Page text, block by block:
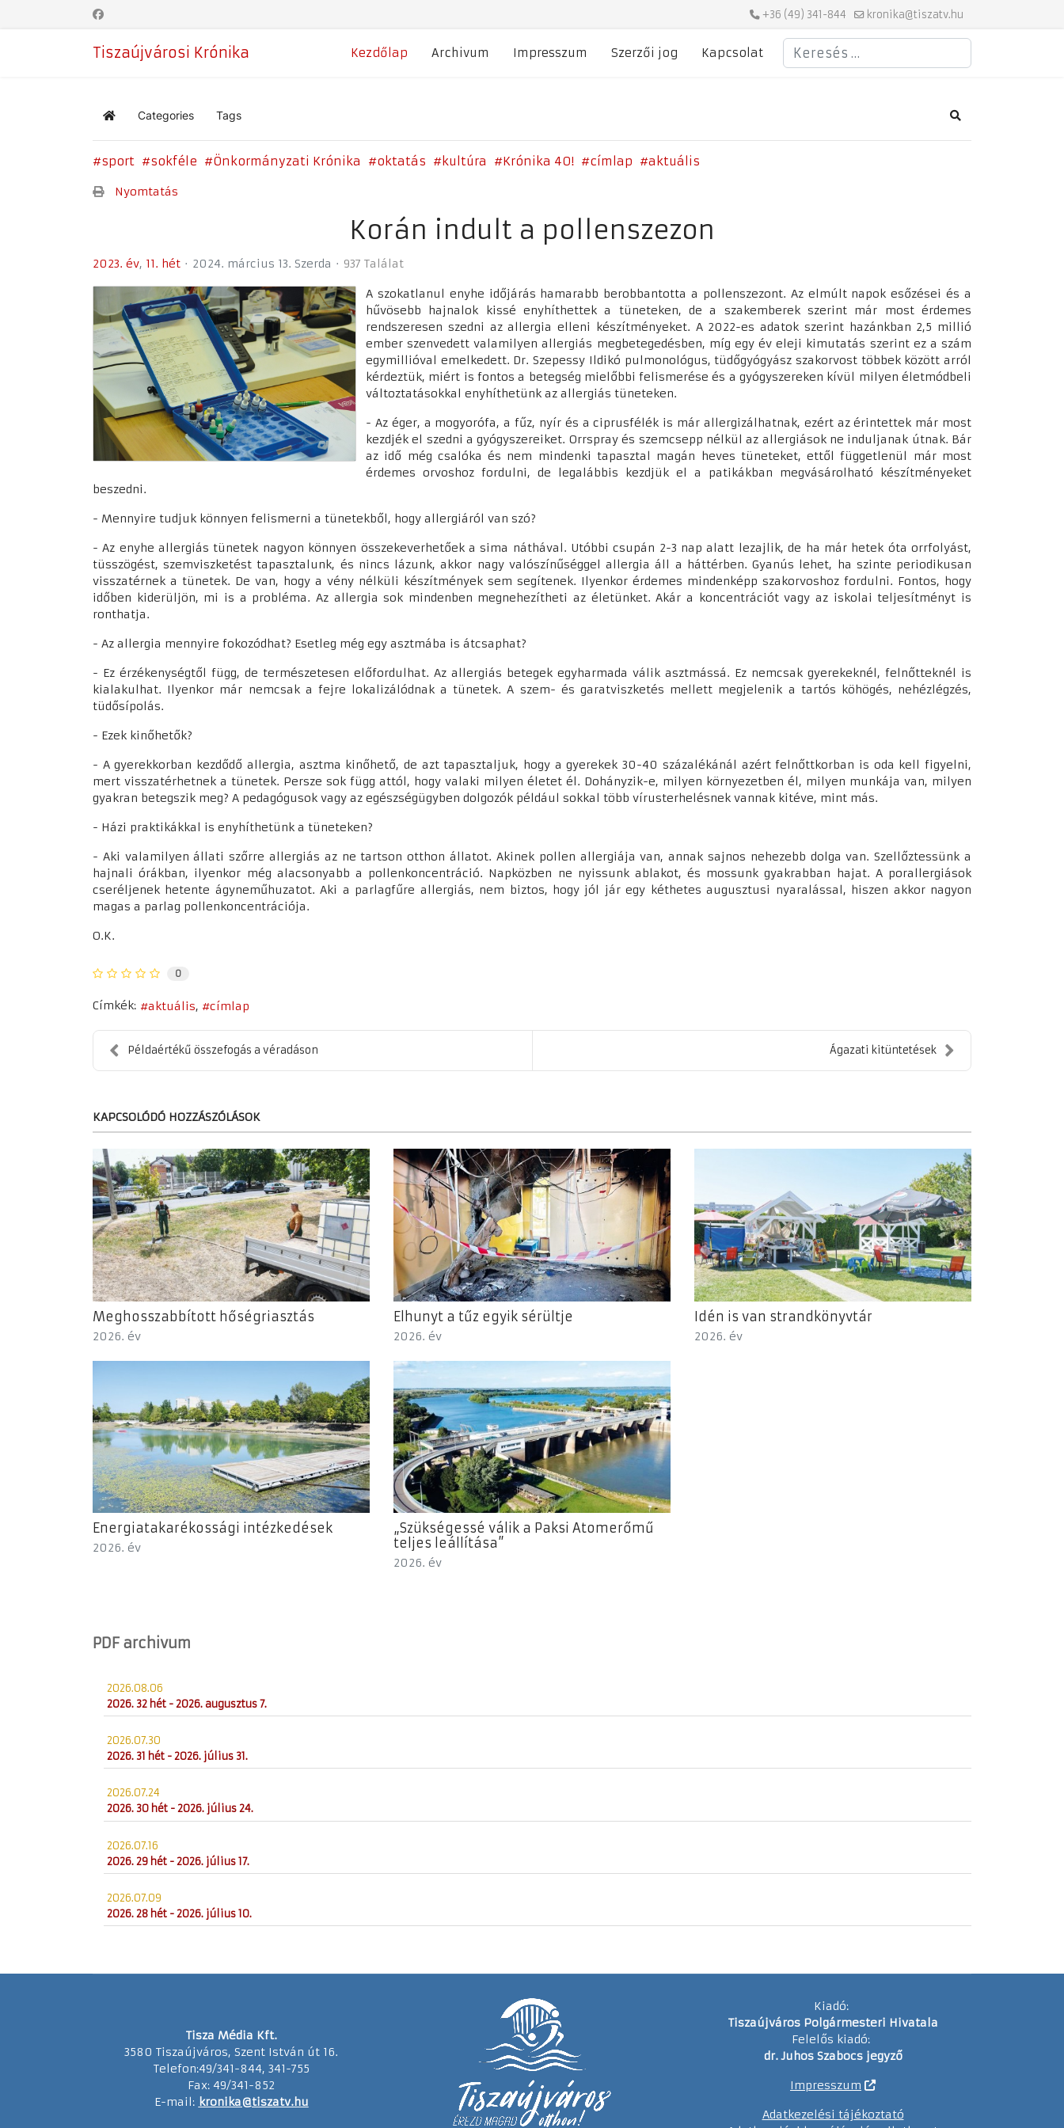
+36 (49) 341-844 kronika@tiszatv.hu
Tiszaújvárosi Krónika Kezdőlap Archivum Impresszum Szerzői jog Kapcsolat
Keresés
Home Categories Tags Search
sport sokféle Önkormányzati Krónika oktatás kultúra Krónika 40! címlap aktuális
Nyomtatás
Korán indult a pollenszezon
2023. év 11. hét 2024. március 13. Szerda 937 Találat
A szokatlanul enyhe időjárás hamarabb berobbantotta a pollenszezont. Az elmúlt napok esőzései és a
hűvösebb hajnalok kissé enyhíthettek a tüneteken, de a szakemberek szerint már most érdemes
rendszeresen szedni az allergia elleni készítményeket. A 2022-es adatok szerint hazánkban 2,5 millió
ember szenvedett valamilyen allergiás megbetegedésben, míg egy év eleji kimutatás szerint ez a szám
egymillióval emelkedett. Dr. Szepessy Ildikó pulmonológus, tüdőgyógyász szakorvost többek között arról
kérdeztük, miért is fontos a betegség mielőbbi felismerése és a gyógyszereken kívül milyen életmódbeli
változtatásokkal enyhíthetünk az allergiás tüneteken.
- Az éger, a mogyorófa, a fűz, nyír és a ciprusfélék is már allergizálhatnak, ezért az érintettek már most
kezdjék el szedni a gyógyszereiket. Orrspray és szemcsepp nélkül az allergiások ne induljanak útnak. Bár
az idő még csalóka és nem mindenki tapasztal magán heves tüneteket, ettől függetlenül már most
érdemes orvoshoz fordulni, de legalábbis kezdjük el a patikákban megvásárolható készítményeket
beszedni.
- Mennyire tudjuk könnyen felismerni a tünetekből, hogy allergiáról van szó?
- Az enyhe allergiás tünetek nagyon könnyen összekeverhetőek a sima náthával. Utóbbi csupán 2-3 nap alatt lezajlik, de ha már hetek óta orrfolyást,
tüsszögést, szemviszketést tapasztalunk, és nincs lázunk, akkor nagy valószínűséggel allergia áll a háttérben. Gyanús lehet, ha szinte periodikusan
visszatérnek a tünetek. De van, hogy a vény nélküli készítmények sem segítenek. Ilyenkor érdemes mindenképp szakorvoshoz fordulni. Fontos, hogy
időben kiderüljön, mi is a probléma. Az allergia sok mindenben megnehezítheti az életünket. Akár a koncentrációt vagy az iskolai teljesítményt is
ronthatja.
- Az allergia mennyire fokozódhat? Esetleg még egy asztmába is átcsaphat?
- Ez érzékenységtől függ, de természetesen előfordulhat. Az allergiás betegek egyharmada válik asztmássá. Ez nemcsak gyerekeknél, felnőtteknél is
kialakulhat. Ilyenkor már nemcsak a fejre lokalizálódnak a tünetek. A szem- és garatviszketés mellett megjelenik a tartós köhögés, nehézlégzés,
tüdősípolás.
- Ezek kinőhetők?
- A gyerekkorban kezdődő allergia, asztma kinőhető, de azt tapasztaljuk, hogy a gyerekek 30-40 százalékánál azért felnőttkorban is oda kell figyelni,
mert visszatérhetnek a tünetek. Persze sok függ attól, hogy valaki milyen életet él. Dohányzik-e, milyen környezetben él, milyen munkája van, milyen
gyakran betegszik meg? A pedagógusok vagy az egészségügyben dolgozók például sokkal több vírusterhelésnek vannak kitéve, mint más.
- Házi praktikákkal is enyhíthetünk a tüneteken?
- Aki valamilyen állati szőrre allergiás az ne tartson otthon állatot. Akinek pollen allergiája van, annak sajnos nehezebb dolga van. Szellőztessünk a
hajnali órákban, ilyenkor még alacsonyabb a pollenkoncentráció. Napközben ne nyissunk ablakot, és mossunk gyakrabban hajat. A porallergiások
cseréljenek hetente ágyneműhuzatot. Aki a parlagfűre allergiás, nem biztos, hogy jól jár egy kéthetes augusztusi nyaralással, hiszen akkor nagyon
magas a parlag pollenkoncentrációja.
O.K.
0
Címkék: aktuális címlap
Példaértékű összefogás a véradáson Ágazati kitüntetések
KAPCSOLÓDÓ HOZZÁSZÓLÁSOK
Meghosszabbított hőségriasztás
2026. év
Elhunyt a tűz egyik sérültje
2026. év
Idén is van strandkönyvtár
2026. év
Energiatakarékossági intézkedések
2026. év
„Szükségessé válik a Paksi Atomerőmű
teljes leállítása”
2026. év
PDF archivum
2026.08.06
2026. 32 hét - 2026. augusztus 7.
2026.07.30
2026. 31 hét - 2026. július 31.
2026.07.24
2026. 30 hét - 2026. július 24.
2026.07.16
2026. 29 hét - 2026. július 17.
2026.07.09
2026. 28 hét - 2026. július 10.
Tisza Média Kft.
3580 Tiszaújváros, Szent István út 16.
Telefon:49/341-844, 341-755
Fax: 49/341-852
E-mail: kronika@tiszatv.hu
Kiadó:
Tiszaújváros Polgármesteri Hivatala
Felelős kiadó:
dr. Juhos Szabocs jegyző
Impresszum
Adatkezelési tájékoztató